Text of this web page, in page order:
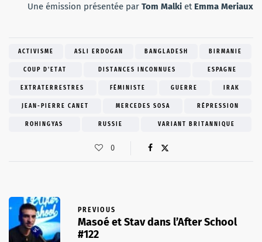
Une émission présentée par Tom Malki et Emma Meriaux
ACTIVISME ASLI ERDOGAN BANGLADESH BIRMANIE
COUP D'ETAT DISTANCES INCONNUES ESPAGNE
EXTRATERRESTRES FÉMINISTE GUERRE IRAK
JEAN-PIERRE CANET MERCEDES SOSA RÉPRESSION
ROHINGYAS RUSSIE VARIANT BRITANNIQUE
0
PREVIOUS
Masoé et Stav dans l’After School
#122